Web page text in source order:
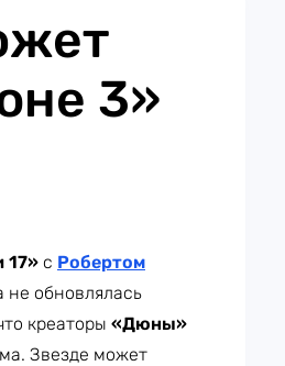
3»
17» с Робертом
не обновлялась
креаторы «Дюны»
Звезде может